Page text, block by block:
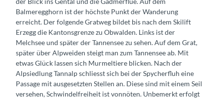
Balmeregghorn ist der höchste Punkt der Wanderung
erreicht. Der folgende Gratweg bildet bis nach dem Skilift
Erzegg die Kantonsgrenze zu Obwalden. Links ist der
Melchsee und später der Tannensee zu sehen. Auf dem Grat,
später über Alpweiden steigt man zum Tannensee ab. Mit
etwas Glück lassen sich Murmeltiere blicken. Nach der
Alpsiedlung Tannalp schliesst sich bei der Spycherfluh eine
Passage mit ausgesetzten Stellen an. Diese sind mit einem Seil
versehen, Schwindelfreiheit ist vonnöten. Unbemerkt erfolgt